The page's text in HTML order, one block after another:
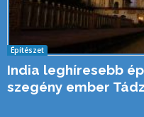
Építészet
India leghíresebb
szegény ember